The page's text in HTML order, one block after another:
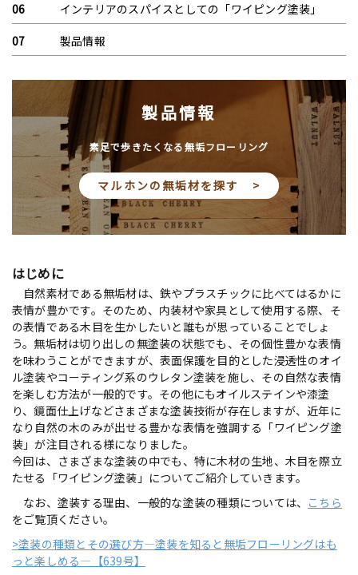
インテリアのスパイスとしての「ワイピング塗装」
製品情報
製品情報
素足で歩きたくなる無垢フローリング
マルホンの無垢材を探す >
はじめに
自然素材である無垢材は、鉄やプラスチックに比べてはるかに
表情が豊かです。そのため、内装材や家具として使用する際、そ
の表情である木目を生かしたいと誰もが思っていることでしょ
う。無垢材は切り出しの無塗装の状態でも、その個性豊かな表情
を味わうことができますが、表面保護を目的とした浸透性のオイ
ル塗装やコーティング系のウレタン塗装を施し、その自然な表情
を楽しむ方法が一般的です。その他にもオイルステインや漆塗
り、鏡面仕上げなどさまざまな塗装技術が存在しますが、近年に
なり自然の木のみが出せる豊かな表情を強調する「ワイピング塗
装」が注目される様になりました。
今回は、さまざまな塗装の中でも、特に木材の生地、木目を際立
たせる「ワイピング塗装」についてご紹介していきます。
なお、塗装する理由、一般的な塗装の種類については、 こちら
をご覧頂ください。
>塗装の種類とその選び方―塗装を知ると無垢フローリングはも
っと楽しめる―【639号】